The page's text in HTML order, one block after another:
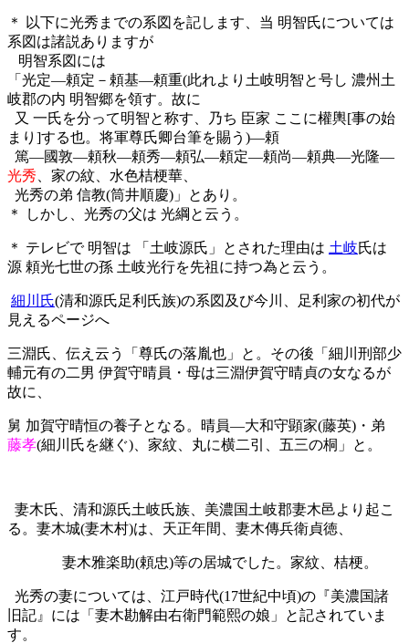
＊ 以下に光秀までの系図を記します、当 明智氏については
系図は諸説ありますが
明智系図には
「光定―頼定－頼基―頼重(此れより土岐明智と号し 濃州土
岐郡の内 明智郷を領す。故に
又 一氏を分って明智と称す、乃ち 臣家 ここに權輿[事の始
まり]する也。将軍尊氏卿台筆を賜う)―頼
篤―國敦―頼秋―頼秀―頼弘―頼定―頼尚―頼典―光隆―
光秀 、家の紋、水色桔梗華、
光秀の弟 信教(筒井順慶)」とあり。
＊ しかし、光秀の父は 光綱と云う。
＊ テレビで 明智は 「土岐源氏」とされた理由は 土岐氏は
源 頼光七世の孫 土岐光行を先祖に持つ為と云う。
細川氏(清和源氏足利氏族)の系図及び今川、足利家の初代が
見えるページへ
三淵氏、伝え云う「尊氏の落胤也」と。その後「細川刑部少
輔元有の二男 伊賀守晴員・母は三淵伊賀守晴貞の女なるが
故に、
舅 加賀守晴恒の養子となる。晴員―大和守顕家(藤英)・弟
藤孝(細川氏を継ぐ)、家紋、丸に横二引、五三の桐 」と。
妻木氏、清和源氏土岐氏族、美濃国土岐郡妻木邑より起こ
る。妻木城(妻木村)は、天正年間、妻木傳兵衛貞徳、
妻木雅楽助(頼忠)等の居城でした。家紋、桔梗。
光秀の妻については、江戸時代(17世紀中頃)の『美濃国諸
旧記』には「妻木勘解由右衛門範熙の娘」と記されていま
す。